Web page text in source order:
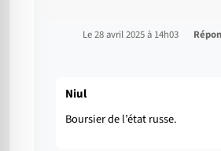
Le 28 avril 2025 à 14h03
Niul
Boursier de l’état russe.